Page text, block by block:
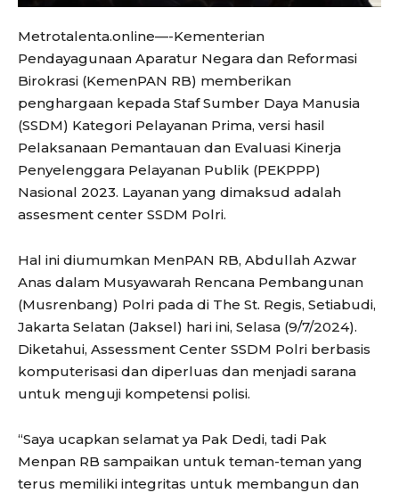
Metrotalenta.online—-Kementerian
Pendayagunaan Aparatur Negara dan Reformasi
Birokrasi (KemenPAN RB) memberikan
penghargaan kepada Staf Sumber Daya Manusia
(SSDM) Kategori Pelayanan Prima, versi hasil
Pelaksanaan Pemantauan dan Evaluasi Kinerja
Penyelenggara Pelayanan Publik (PEKPPP)
Nasional 2023. Layanan yang dimaksud adalah
assesment center SSDM Polri.
Hal ini diumumkan MenPAN RB, Abdullah Azwar
Anas dalam Musyawarah Rencana Pembangunan
(Musrenbang) Polri pada di The St. Regis, Setiabudi,
Jakarta Selatan (Jaksel) hari ini, Selasa (9/7/2024).
Diketahui, Assessment Center SSDM Polri berbasis
komputerisasi dan diperluas dan menjadi sarana
untuk menguji kompetensi polisi.
“Saya ucapkan selamat ya Pak Dedi, tadi Pak
Menpan RB sampaikan untuk teman-teman yang
terus memiliki integritas untuk membangun dan